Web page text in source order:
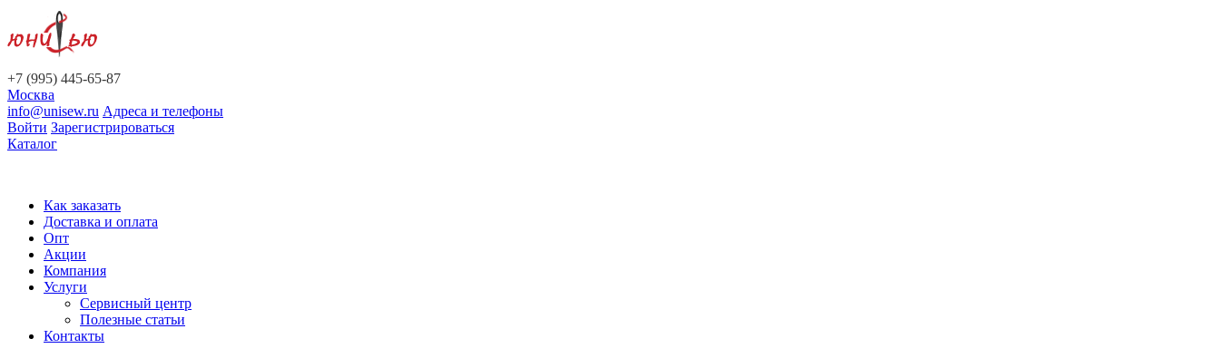
+7 (995) 445-65-87
Москва
info@unisew.ru Адреса и телефоны
Войти Зарегистрироваться
Каталог
Как заказать
Доставка и оплата
Опт
Акции
Компания
Услуги
Сервисный центр
Полезные статьи
Контакты